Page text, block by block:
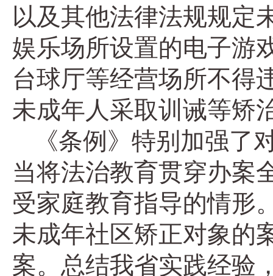
以及其他法律法规规定
娱乐场所设置的电子游
台球厅等经营场所不得
未成年人采取训诫等矫
《条例》特别加强
当将法治教育贯穿办案
受家庭教育指导的情形
未成年社区矫正对象的
案。总结我省实践经验